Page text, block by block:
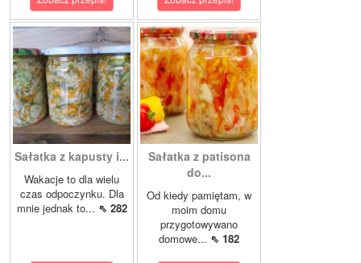
Sałatka z kapusty i...
Wakacje to dla wielu
czas odpoczynku. Dla
mnie jednak to... ⇖ 282
Sałatka z patisona
do...
Od kiedy pamiętam, w
moim domu
przygotowywano
domowe... ⇖ 182